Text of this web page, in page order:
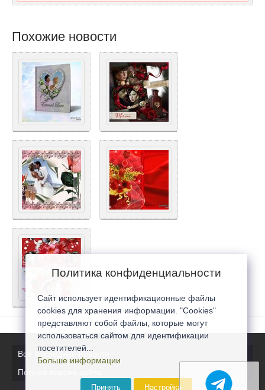
Похожие новости
Все последние новости
Полная версия сайта
Политика конфиденциальности
Сайт использует идентификационные файлы
cookies для хранения информации. "Cookies"
представляют собой файлы, которые могут
использоваться сайтом для идентификации
посетителей...
Больше информации
Принять Настройка